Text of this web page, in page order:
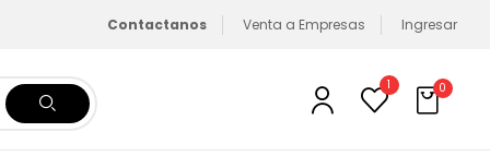
Contactanos Venta a Empresas Ingresar
1 0